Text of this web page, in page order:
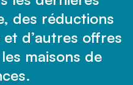
des réductions
d’autres offres
maisons de